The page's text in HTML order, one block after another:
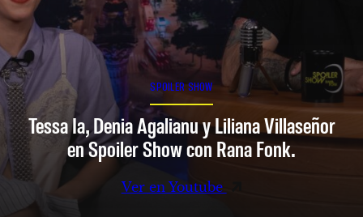
SPOILER SHOW
Tessa Ia, Denia Agalianu y Liliana Villaseñor
en Spoiler Show con Rana Fonk.
Ver en Youtube